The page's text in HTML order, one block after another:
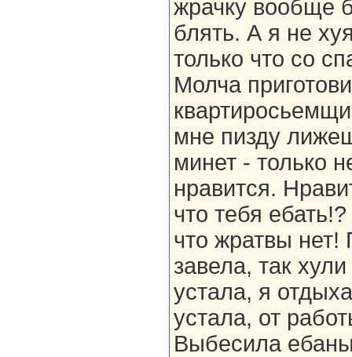
жрачку вообще
блять. А я не
только что со
Молча
мне пизду
минет - только
нравится.
что тебя
что жратвы нет!
завела, так
устала, я
устала, от
Выбесила